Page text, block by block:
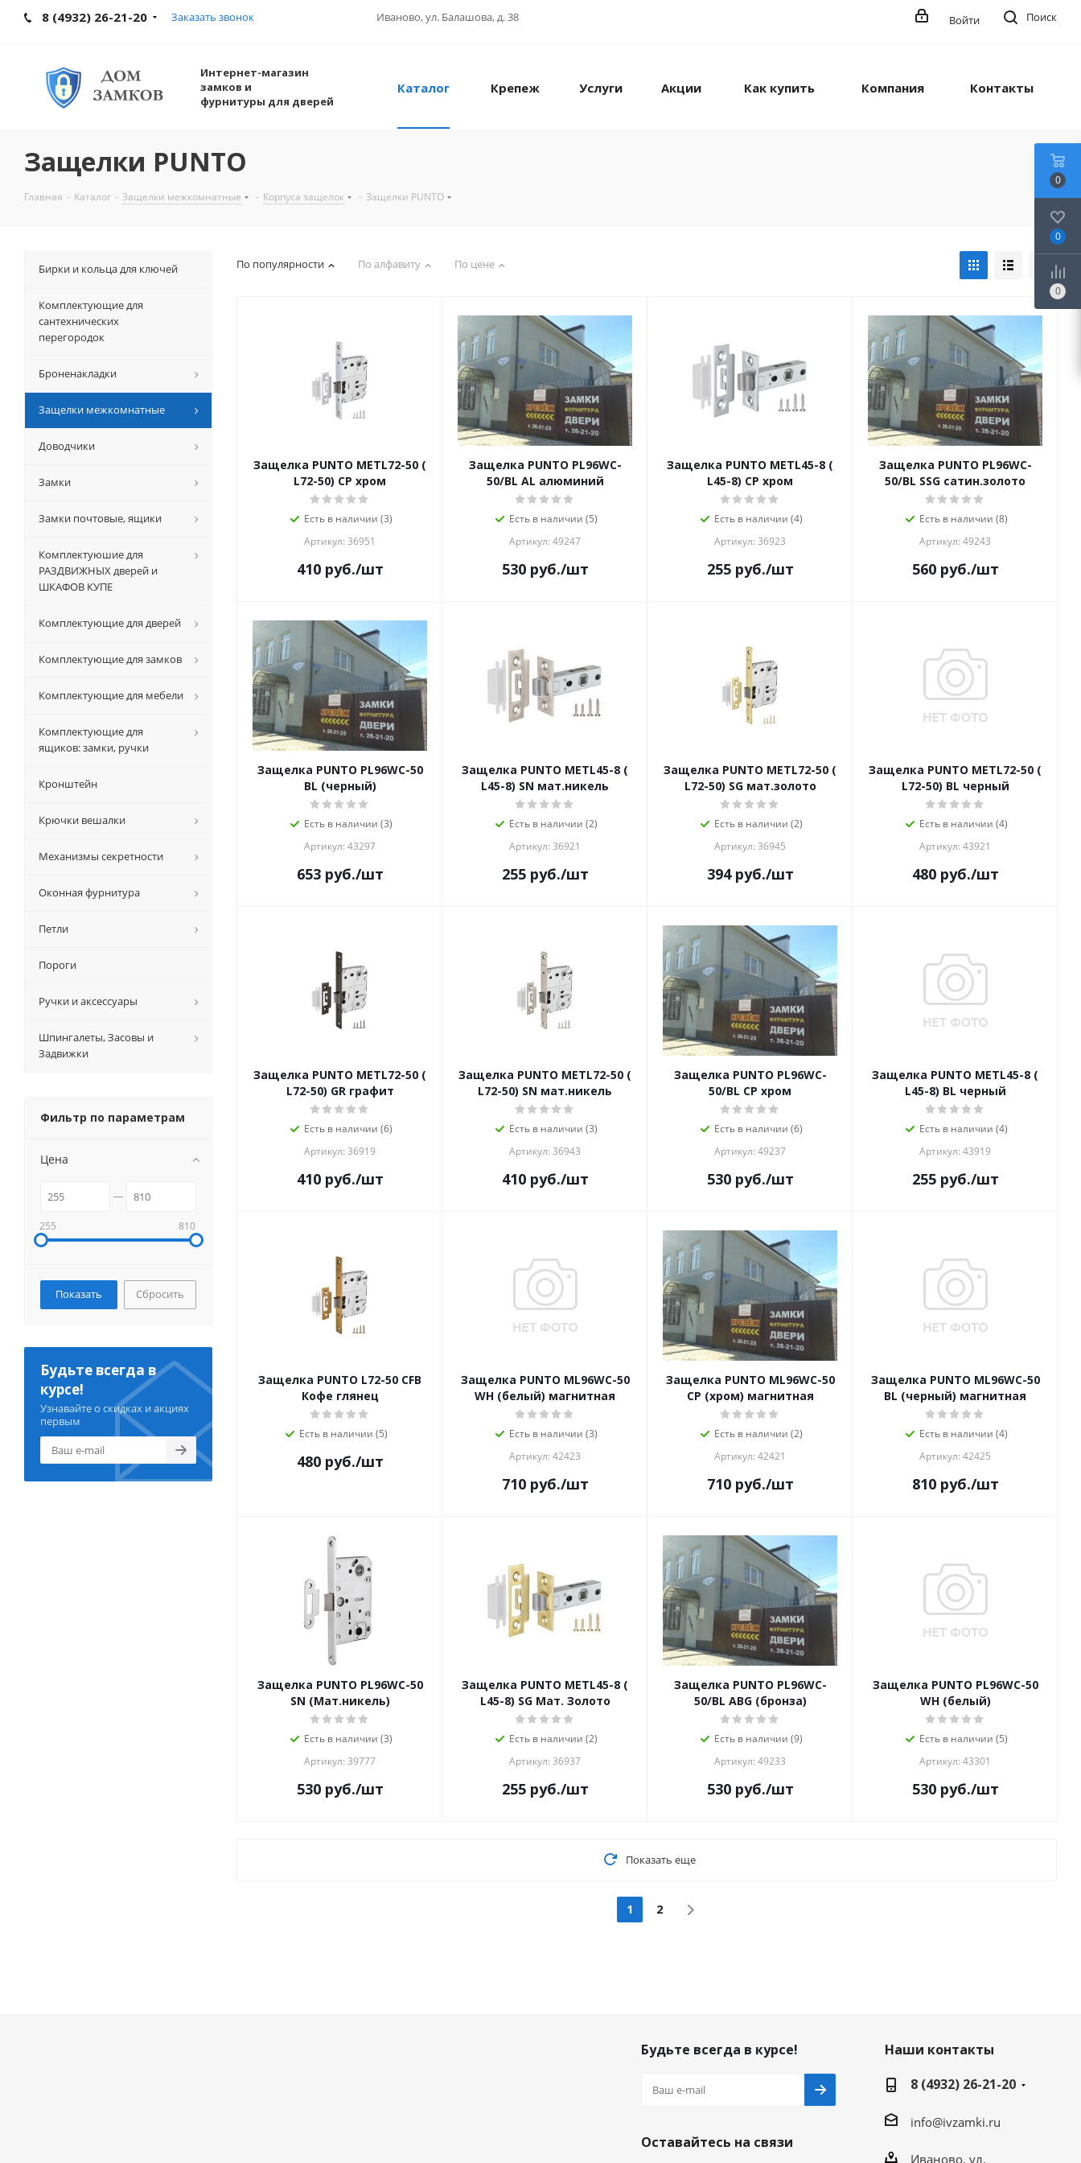
8 (4932) 26-21-20 Заказать звонок Иваново, ул. Балашова, д. 38 Поиск
Войти
Интернет-магазин
замков и
фурнитуры для дверей
Каталог Крепеж Услуги Акции Как купить Компания Контакты
Защелки PUNTO
Главная - Каталог - Защелки межкомнатные - Корпуса защелок - Защелки PUNTO
По популярности По алфавиту По цене
Защелка PUNTO METL72-50 (
L72-50) CP хром
Есть в наличии (3)
Артикул: 36951
410руб./шт
Защелка PUNTO PL96WC-
50/BL AL алюминий
Есть в наличии (5)
Артикул: 49247
530руб./шт
Защелка PUNTO METL45-8 (
L45-8) CP хром
Есть в наличии (4)
Артикул: 36923
255руб./шт
Защелка PUNTO PL96WC-
50/BL SSG сатин.золото
Есть в наличии (8)
Артикул: 49243
560руб./шт
Защелка PUNTO PL96WC-50
BL (черный)
Есть в наличии (3)
Артикул: 43297
653руб./шт
Защелка PUNTO METL45-8 (
L45-8) SN мат.никель
Есть в наличии (2)
Артикул: 36921
255руб./шт
Защелка PUNTO METL72-50 (
L72-50) SG мат.золото
Есть в наличии (2)
Артикул: 36945
394руб./шт
Защелка PUNTO METL72-50 (
L72-50) BL черный
Есть в наличии (4)
Артикул: 43921
480руб./шт
Защелка PUNTO METL72-50 (
L72-50) GR графит
Есть в наличии (6)
Артикул: 36919
410руб./шт
Защелка PUNTO METL72-50 (
L72-50) SN мат.никель
Есть в наличии (3)
Артикул: 36943
410руб./шт
Защелка PUNTO PL96WC-
50/BL CP хром
Есть в наличии (6)
Артикул: 49237
530руб./шт
Защелка PUNTO METL45-8 (
L45-8) BL черный
Есть в наличии (4)
Артикул: 43919
255руб./шт
Защелка PUNTO L72-50 CFB
Кофе глянец
Есть в наличии (5)
480руб./шт
Защелка PUNTO ML96WC-50
WH (белый) магнитная
Есть в наличии (3)
Артикул: 42423
710руб./шт
Защелка PUNTO ML96WC-50
CP (хром) магнитная
Есть в наличии (2)
Артикул: 42421
710руб./шт
Защелка PUNTO ML96WC-50
BL (черный) магнитная
Есть в наличии (4)
Артикул: 42425
810руб./шт
Защелка PUNTO PL96WC-50
SN (Мат.никель)
Есть в наличии (3)
Артикул: 39777
530руб./шт
Защелка PUNTO METL45-8 (
L45-8) SG Мат. Золото
Есть в наличии (2)
Артикул: 36937
255руб./шт
Защелка PUNTO PL96WC-
50/BL ABG (бронза)
Есть в наличии (9)
Артикул: 49233
530руб./шт
Защелка PUNTO PL96WC-50
WH (белый)
Есть в наличии (5)
Артикул: 43301
530руб./шт
Показать еще
1 2
Бирки и кольца для ключей
Комплектующие для
сантехнических
перегородок
Броненакладки
Защелки межкомнатные
Доводчики
Замки
Замки почтовые, ящики
Комплектуюшие для
РАЗДВИЖНЫХ дверей и
ШКАФОВ КУПЕ
Комплектующие для дверей
Комплектующие для замков
Комплектующие для мебели
Комплектующие для
ящиков: замки, ручки
Кронштейн
Крючки вешалки
Механизмы секретности
Оконная фурнитура
Петли
Пороги
Ручки и аксессуары
Шпингалеты, Засовы и
Задвижки
Фильтр по параметрам
Цена
255 810
Сбросить
Будьте всегда в
курсе!
Узнавайте о скидках и акциях
первым
Будьте всегда в курсе!
Оставайтесь на связи
Наши контакты
8 (4932) 26-21-20
info@ivzamki.ru
Иваново, ул.
0
0
0